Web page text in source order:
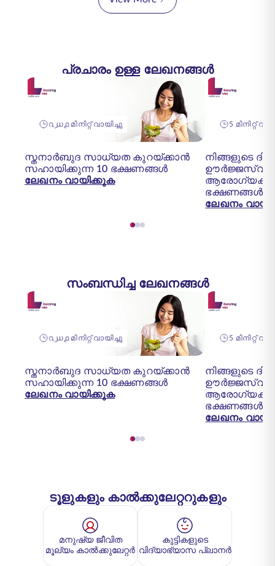
പ്രചാരം ഉള്ള ലേഖനങ്ങൾ
൨൰൧ മിനിറ്റ് വായിച്ചു
സ്തനാർബുദ സാധ്യത കുറയ്ക്കാൻ
സഹായിക്കുന്ന 10 ഭക്ഷണങ്ങൾ
ലേഖനം വായിക്കുക
5 മിനിറ്റ്
നിങ്ങളുടെ
ഭക്ഷണങ്ങൾ
ലേഖനം
സംബന്ധിച്ച ലേഖനങ്ങൾ
൨൰൧ മിനിറ്റ് വായിച്ചു
സ്തനാർബുദ സാധ്യത കുറയ്ക്കാൻ
സഹായിക്കുന്ന 10 ഭക്ഷണങ്ങൾ
ലേഖനം വായിക്കുക
5 മിനിറ്റ്
നിങ്ങളുടെ
ഭക്ഷണങ്ങൾ
ലേഖനം
ടൂളുകളും കാൽക്കുലേറ്ററുകളും
മനുഷ്യ ജീവിത
മൂല്യം കാൽക്കുലേറ്റർ
കുട്ടികളുടെ
വിദ്യാഭ്യാസ പ്ലാനർ